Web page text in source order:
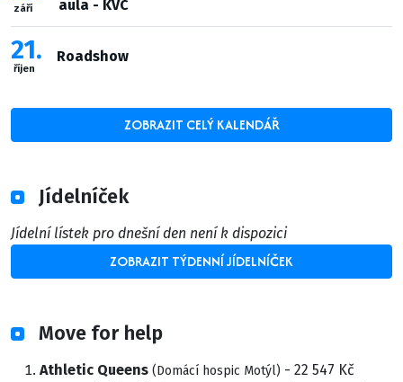
září aula - KVC
21
říjen
Roadshow
ZOBRAZIT CELÝ KALENDÁŘ
Jídelníček
Jídelní lístek pro dnešní den není k dispozici
ZOBRAZIT TÝDENNÍ JÍDELNÍČEK
Move for help
Athletic Queens (Domácí hospic Motýl) - 22 547 Kč